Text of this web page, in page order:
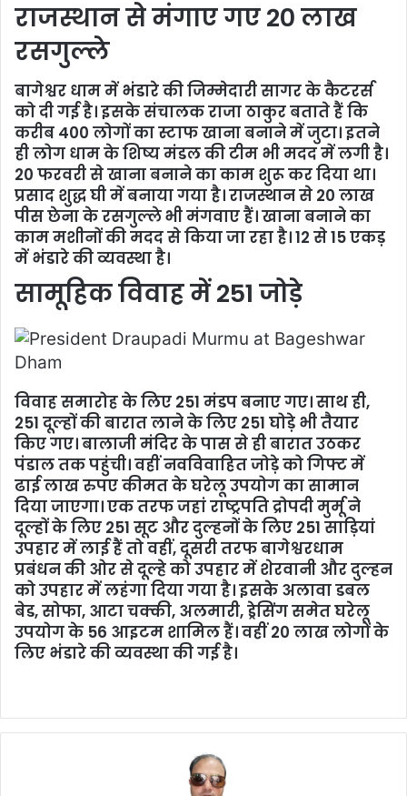
राजस्थान से मंगाए गए 20 लाख
रसगुल्ले
बागेश्वर धाम में भंडारे की जिम्मेदारी सागर के कैटरर्स
को दी गई है। इसके संचालक राजा ठाकुर बताते हैं कि
करीब 400 लोगों का स्टाफ खाना बनाने में जुटा। इतने
ही लोग धाम के शिष्य मंडल की टीम भी मदद में लगी है।
20 फरवरी से खाना बनाने का काम शुरू कर दिया था।
प्रसाद शुद्ध घी में बनाया गया है। राजस्थान से 20 लाख
पीस छेना के रसगुल्ले भी मंगवाए हैं। खाना बनाने का
काम मशीनों की मदद से किया जा रहा है। 12 से 15 एकड़
में भंडारे की व्यवस्था है।
सामूहिक विवाह में 251 जोड़े
विवाह समारोह के लिए 251 मंडप बनाए गए। साथ ही,
251 दूल्हों की बारात लाने के लिए 251 घोड़े भी तैयार
किए गए। बालाजी मंदिर के पास से ही बारात उठकर
पंडाल तक पहुंची। वहीं नवविवाहित जोड़े को गिफ्ट में
ढाई लाख रुपए कीमत के घरेलू उपयोग का सामान
दिया जाएगा। एक तरफ जहां राष्ट्रपति द्रोपदी मुर्मू ने
दूल्हों के लिए 251 सूट और दुल्हनों के लिए 251 साड़ियां
उपहार में लाई हैं तो वहीं, दूसरी तरफ बागेश्वरधाम
प्रबंधन की ओर से दूल्हे को उपहार में शेरवानी और दुल्हन
को उपहार में लहंगा दिया गया है। इसके अलावा डबल
बेड, सोफा, आटा चक्की, अलमारी, ड्रेसिंग समेत घरेलू
उपयोग के 56 आइटम शामिल हैं। वहीं 20 लाख लोगों के
लिए भंडारे की व्यवस्था की गई है।